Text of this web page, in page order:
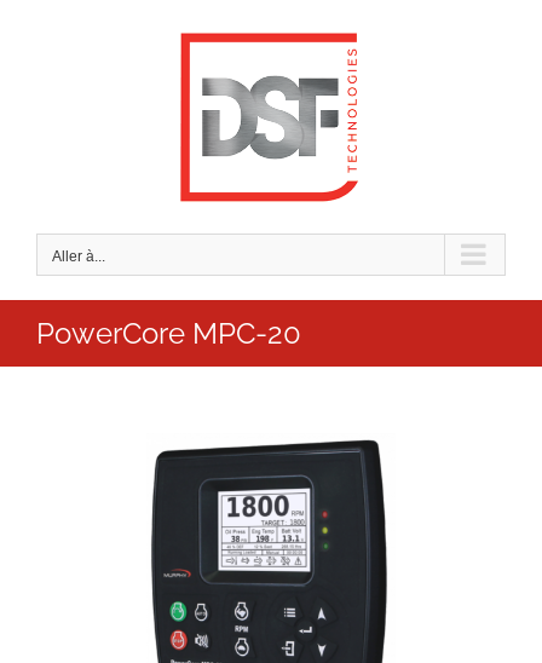
Aller à...
PowerCore MPC-20